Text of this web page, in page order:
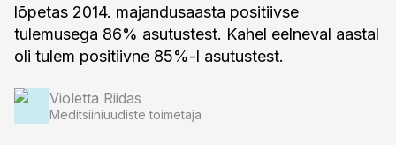
lõpetas 2014. majandusaasta positiivse
tulemusega 86% asutustest. Kahel eelneval aastal
oli tulem positiivne 85%-l asutustest.
Violetta Riidas
Meditsiiniuudiste toimetaja